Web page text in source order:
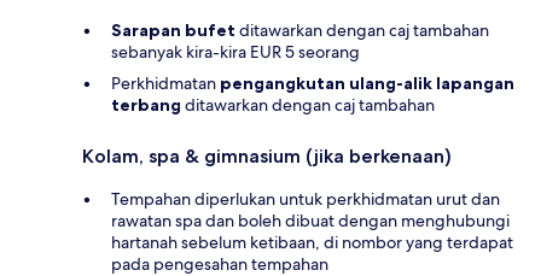
Sarapan bufet ditawarkan dengan caj tambahan
sebanyak kira-kira EUR 5 seorang
Perkhidmatan pengangkutan ulang-alik lapangan
terbang ditawarkan dengan caj tambahan
Kolam, spa & gimnasium (jika berkenaan)
Tempahan diperlukan untuk perkhidmatan urut dan
rawatan spa dan boleh dibuat dengan menghubungi
hartanah sebelum ketibaan, di nombor yang terdapat
pada pengesahan tempahan